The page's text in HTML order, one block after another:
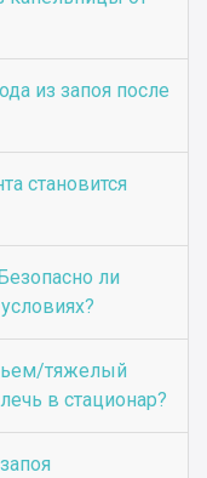
из запоя после
становится
ли
тяжелый
в стационар?